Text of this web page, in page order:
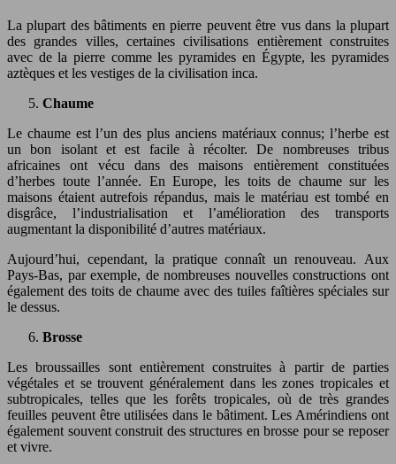
La plupart des bâtiments en pierre peuvent être vus dans la plupart
des grandes villes, certaines civilisations entièrement construites
avec de la pierre comme les pyramides en Égypte, les pyramides
aztèques et les vestiges de la civilisation inca.
Chaume
Le chaume est l’un des plus anciens matériaux connus; l’herbe est
un bon isolant et est facile à récolter. De nombreuses tribus
africaines ont vécu dans des maisons entièrement constituées
d’herbes toute l’année. En Europe, les toits de chaume sur les
maisons étaient autrefois répandus, mais le matériau est tombé en
disgrâce, l’industrialisation et l’amélioration des transports
augmentant la disponibilité d’autres matériaux.
Aujourd’hui, cependant, la pratique connaît un renouveau. Aux
Pays-Bas, par exemple, de nombreuses nouvelles constructions ont
également des toits de chaume avec des tuiles faîtières spéciales sur
le dessus.
Brosse
Les broussailles sont entièrement construites à partir de parties
végétales et se trouvent généralement dans les zones tropicales et
subtropicales, telles que les forêts tropicales, où de très grandes
feuilles peuvent être utilisées dans le bâtiment. Les Amérindiens ont
également souvent construit des structures en brosse pour se reposer
et vivre.